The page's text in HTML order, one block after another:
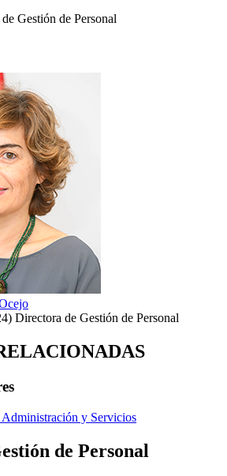
Gestión de Personal
Directora de Gestión de Personal
Administración y Servicios
de Personal